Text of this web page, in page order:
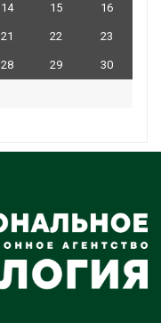
14 15 16
21 22 23
28 29 30